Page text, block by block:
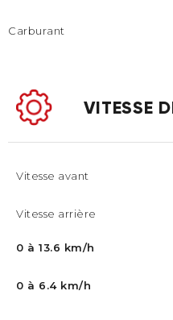
Carburant
VITESSE
Vitesse avant
Vitesse arrière
0 à 13.6 km/h
0 à 6.4 km/h